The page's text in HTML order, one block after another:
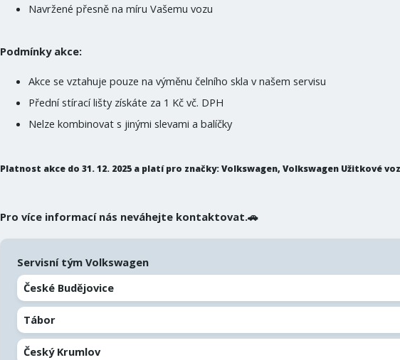
Navržené přesně na míru Vašemu vozu
Podmínky akce:
Akce se vztahuje pouze na výměnu čelního skla v našem servisu
Přední stírací lišty získáte za 1 Kč vč. DPH
Nelze kombinovat s jinými slevami a balíčky
Platnost akce do 31. 12. 2025 a platí pro značky: Volkswagen, Volkswagen Užitkové
Pro více informací nás neváhejte kontaktovat.🚗
Servisní tým Volkswagen
České Budějovice
Tábor
Český Krumlov